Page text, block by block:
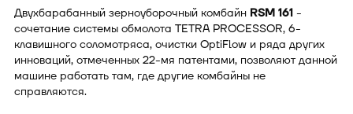
Двухбарабанный зерноуборочный комбайн RSM 161 -
сочетание системы обмолота TETRA PROCESSOR, 6-
клавишного соломотряса, очистки OptiFlow и ряда других
инноваций, отмеченных 22-мя патентами, позволяют данной
машине работать там, где другие комбайны не
справляются.